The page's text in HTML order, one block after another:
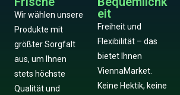
Wir wählen unsere
Produkte mit
größter Sorgfalt
aus, um Ihnen
stets höchste
Qualität und
eit
Freiheit und
Flexibilität – das
bietet Ihnen
ViennaMarket.
Keine Hektik, keine